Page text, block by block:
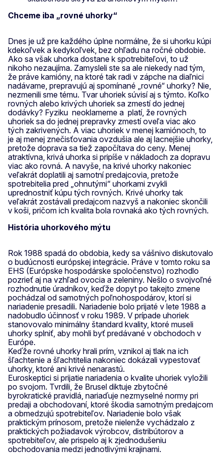
Chceme iba „rovné uhorky“
Dnes je už pre každého úplne normálne, že si uhorku kúpi
kdekoľvek a kedykoľvek, bez ohľadu na ročné obdobie.
Ako sa však uhorka dostane k spotrebiteľovi, to už
nikoho nezaujíma. Zamysleli ste sa ale niekedy nad tým,
že práve kamióny, na ktoré tak radi v zápche na diaľnici
nadávame, prepravujú aj spomínané „rovné“ uhorky? Nie,
nezmenili sme tému. Tvar uhoriek súvisí aj s týmto. Koľko
rovných alebo krivých uhoriek sa zmestí do jednej
dodávky? Fyziku neoklameme a platí, že rovných
uhoriek sa do jednej prepravky zmestí oveľa viac ako
tých zakrivených. A viac uhoriek v menej kamiónoch, to
je aj menej znečisťovania ovzdušia ale aj lacnejšie uhorky,
pretože doprava sa tiež započítava do ceny. Menej
atraktívna, krivá uhorka si pripíše v nákladoch za dopravu
viac ako rovná. A navyše, na krivé uhorky nakoniec
veľakrát doplatili aj samotní predajcovia, pretože
spotrebitelia pred „ohnutými“ uhorkami zvykli
uprednostniť kúpu tých rovných. Krivé uhorky tak
veľakrát zostávali predajcom nazvyš a nakoniec skončili
v koši, pričom ich kvalita bola rovnaká ako tých rovných.
História uhorkového mýtu
Rok 1988 spadá do obdobia, kedy sa vášnivo diskutovalo
o budúcnosti európskej integrácie. Práve v tomto roku sa
EHS (Európske hospodárske spoločenstvo) rozhodlo
pozrieť aj na vzhľad ovocia a zeleniny. Nešlo o svojvoľné
rozhodnutie úradníkov, keďže dopyt po takejto zmene
pochádzal od samotných poľnohospodárov, ktorí si
nariadenie presadili. Nariadenie bolo prijaté v lete 1988 a
nadobudlo účinnosť v roku 1989. V prípade uhoriek
stanovovalo minimálny štandard kvality, ktoré museli
uhorky splniť, aby mohli byť predávané v obchodoch v
Európe.
Keďže rovné uhorky hrali prím, vznikol aj tlak na ich
šľachtenie a šľachtitelia nakoniec dokázali vypestovať
uhorky, ktoré ani krivé nenarastú.
Euroskeptici si prijatie nariadenia o kvalite uhoriek vyložili
po svojom. Tvrdili, že Brusel diktuje zbytočné
byrokratické pravidlá, nariaďuje nezmyselné normy pri
predaji a obchodovaní, ktoré škodia samotným predajcom
a obmedzujú spotrebiteľov. Nariadenie bolo však
praktickým prínosom, pretože nielenže vychádzalo z
praktických požiadavok výrobcov, distribútorov a
spotrebiteľov, ale prispelo aj k zjednodušeniu
obchodovania medzi jednotlivými krajinami.